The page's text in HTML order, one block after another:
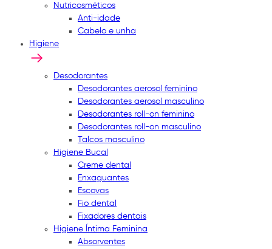
Nutricosméticos
Anti-idade
Cabelo e unha
Higiene
Desodorantes
Desodorantes aerosol feminino
Desodorantes aerosol masculino
Desodorantes roll-on feminino
Desodorantes roll-on masculino
Talcos masculino
Higiene Bucal
Creme dental
Enxaguantes
Escovas
Fio dental
Fixadores dentais
Higiene Íntima Feminina
Absorventes